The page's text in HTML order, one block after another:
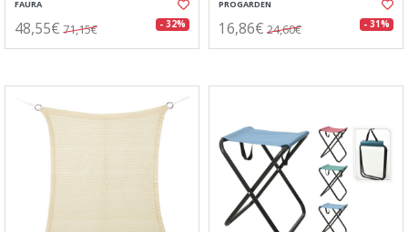
FAURA
48,55€ 71,15€ - 32%
PROGARDEN
16,86€ 24,60€ - 31%